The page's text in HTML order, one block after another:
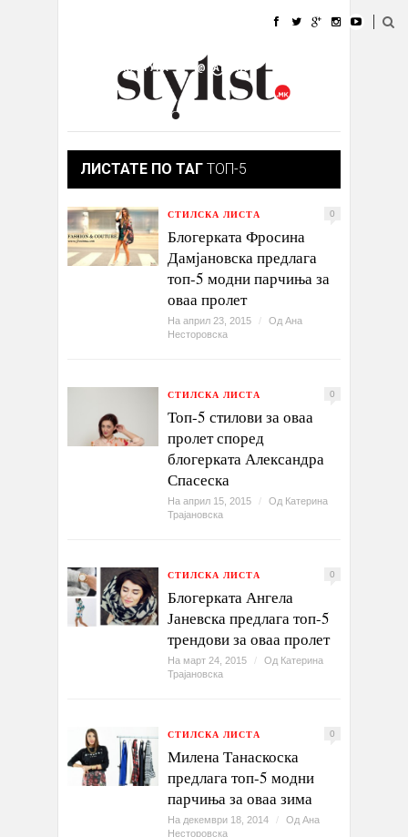
УБАВИНА
КУЛТУРА @РАБОТА
ИЗЛОГ
ЛИСТАТЕ ПО ТАГ ТОП-5
СТИЛСКА ЛИСТА 0
Блогерката Фросина
Дамјановска предлага
топ-5 модни парчиња за
оваа пролет
На април 23, 2015 / Од Ана
Несторовска
СТИЛСКА ЛИСТА 0
Топ-5 стилови за оваа
пролет според
блогерката Александра
Спасеска
На април 15, 2015 / Од Катерина
Трајановска
СТИЛСКА ЛИСТА 0
Блогерката Ангела
Јаневска предлага топ-5
трендови за оваа пролет
На март 24, 2015 / Од Катерина
Трајановска
СТИЛСКА ЛИСТА 0
Милена Танаскоска
предлага топ-5 модни
парчиња за оваа зима
На декември 18, 2014 / Од Ана
Несторовска